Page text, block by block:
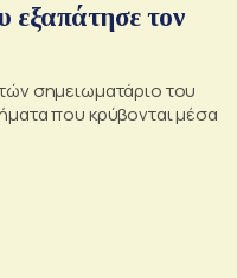
εξαπάτησε τον
σημειωματάριο του
που κρύβονται μέσα